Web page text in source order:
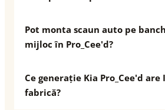
Pot monta scaun auto pe
mijloc în Pro_Cee'd?
Ce generație Kia Pro_Cee'd are
fabrică?